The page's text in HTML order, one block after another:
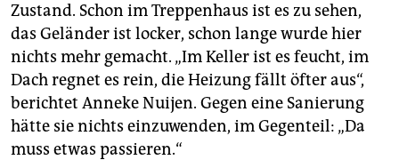
Zustand. Schon im Treppenhaus ist es zu sehen,
das Geländer ist locker, schon lange wurde hier
nichts mehr gemacht. „Im Keller ist es feucht, im
Dach regnet es rein, die Heizung fällt öfter aus“,
berichtet Anneke Nuijen. Gegen eine Sanierung
hätte sie nichts einzuwenden, im Gegenteil: „Da
muss etwas passieren.“